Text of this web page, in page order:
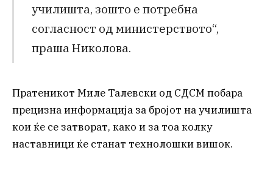
училишта, зошто е потребна
согласност од министерството“,
праша Николова.
Пратеникот Миле Талевски од СДСМ побара
прецизна информација за бројот на училишта
кои ќе се затворат, како и за тоа колку
наставници ќе станат технолошки вишок.